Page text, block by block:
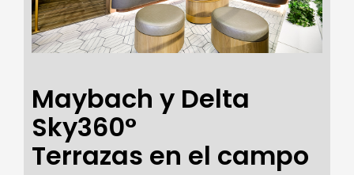
Maybach y Delta
Sky360°
Terrazas en el campo